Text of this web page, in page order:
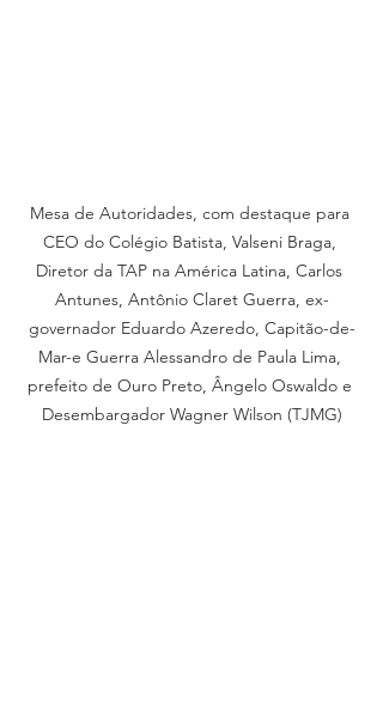
Mesa de Autoridades, com destaque para
CEO do Colégio Batista, Valseni Braga,
Diretor da TAP na América Latina, Carlos
Antunes, Antônio Claret Guerra, ex-
governador Eduardo Azeredo, Capitão-de-
Mar-e Guerra Alessandro de Paula Lima,
prefeito de Ouro Preto, Ângelo Oswaldo e
Desembargador Wagner Wilson (TJMG)